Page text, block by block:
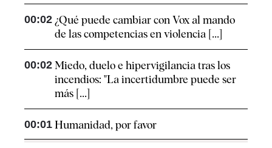
00:02 ¿Qué puede cambiar con Vox al mando
de las competencias en violencia [...]
00:02 Miedo, duelo e hipervigilancia tras los
incendios: "La incertidumbre puede ser
más [...]
00:01 Humanidad, por favor